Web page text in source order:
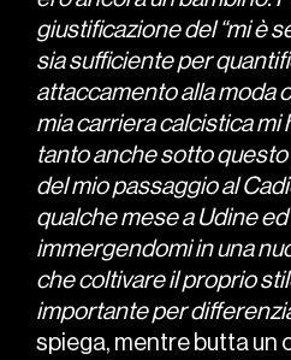
giustificazione del “mi è
sia sufficiente per
attaccamento alla moda
mia carriera calcistica
tanto anche sotto questo
del mio passaggio al
qualche mese a Udine ed
immergendomi in una
che coltivare il proprio
importante per
spiega, mentre butta un